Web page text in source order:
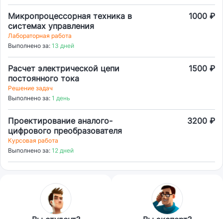
Микропроцессорная техника в
системах управления
1000 ₽
Лабораторная работа
Выполнено за: 13 дней
Расчет электрической цепи
постоянного тока
1500 ₽
Решение задач
Выполнено за: 1 день
Проектирование аналого-
цифрового преобразователя
3200 ₽
Курсовая работа
Выполнено за: 12 дней